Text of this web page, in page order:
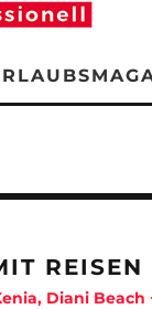
REISEN
Diani Beach